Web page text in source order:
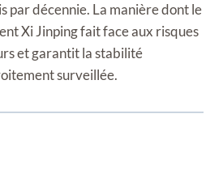
par décennie. La manière dont le
Xi Jinping fait face aux risques
et garantit la stabilité
surveillée.